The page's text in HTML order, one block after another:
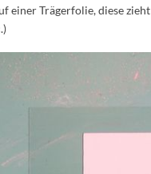
einer Trägerfolie, diese